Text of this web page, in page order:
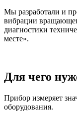
Мы разработали и
вибрации
диагностики
месте».
Для чего
Прибор измеряет
оборудования.